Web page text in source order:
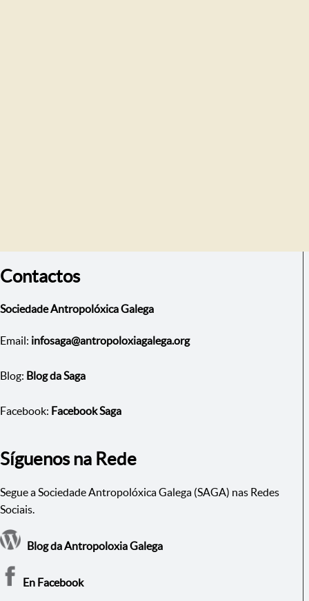
Contactos
Sociedade Antropolóxica Galega
Email: infosaga@antropoloxiagalega.org
Blog: Blog da Saga
Facebook: Facebook Saga
Síguenos na Rede
Segue a Sociedade Antropolóxica Galega (SAGA) nas Redes
Sociais.
Blog da Antropoloxia Galega
En Facebook